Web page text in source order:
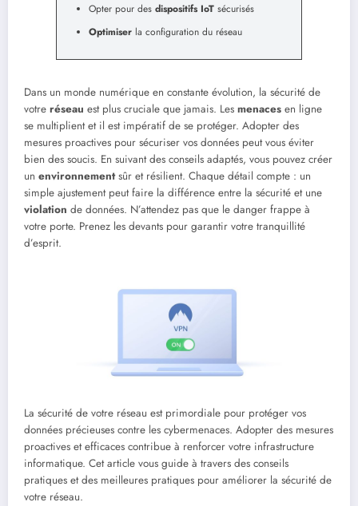
Opter pour des dispositifs IoT sécurisés
Optimiser la configuration du réseau
Dans un monde numérique en constante évolution, la sécurité de
votre réseau est plus cruciale que jamais. Les menaces en ligne
se multiplient et il est impératif de se protéger. Adopter des
mesures proactives pour sécuriser vos données peut vous éviter
bien des soucis. En suivant des conseils adaptés, vous pouvez créer
un environnementsûr et résilient. Chaque détail compte : un
simple ajustement peut faire la différence entre la sécurité et une
violation de données. N’attendez pas que le danger frappe à
votre porte. Prenez les devants pour garantir votre tranquillité
d’esprit.
La sécurité de votre réseau est primordiale pour protéger vos
données précieuses contre les cybermenaces. Adopter des mesures
proactives et efficaces contribue à renforcer votre infrastructure
informatique. Cet article vous guide à travers des conseils
pratiques et des meilleures pratiques pour améliorer la sécurité de
votre réseau.